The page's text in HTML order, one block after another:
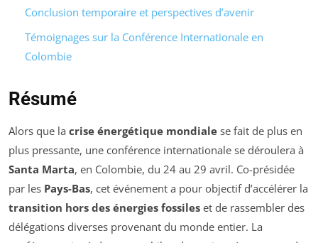
Conclusion temporaire et perspectives d’avenir
Témoignages sur la Conférence Internationale en
Colombie
Résumé
Alors que la crise énergétique mondiale se fait de plus en
plus pressante, une conférence internationale se déroulera à
Santa Marta, en Colombie, du 24 au 29 avril. Co-présidée
par les Pays-Bas, cet événement a pour objectif d’accélérer la
transition hors des énergies fossiles et de rassembler des
délégations diverses provenant du monde entier. La